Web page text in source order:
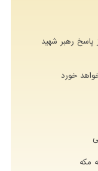
رهبر شهید
خورد
مکه